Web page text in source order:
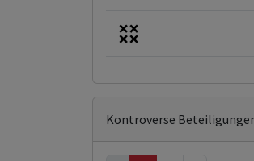
Kontroverse